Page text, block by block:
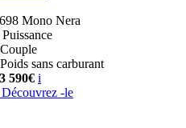
Mono Nera
Puissance
Couple
Poids sans carburant
590€ i
Découvrez -le